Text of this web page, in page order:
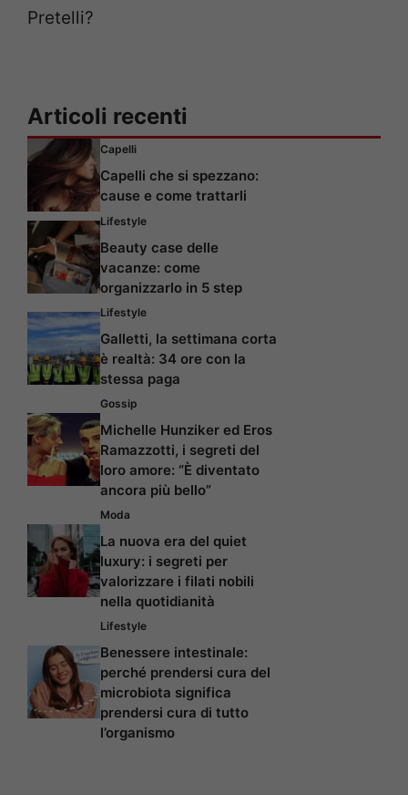
Pretelli?
Articoli recenti
Capelli
Capelli che si spezzano:
cause e come trattarli
Lifestyle
Beauty case delle
vacanze: come
organizzarlo in 5 step
Lifestyle
Galletti, la settimana corta
è realtà: 34 ore con la
stessa paga
Gossip
Michelle Hunziker ed Eros
Ramazzotti, i segreti del
loro amore: “È diventato
ancora più bello”
Moda
La nuova era del quiet
luxury: i segreti per
valorizzare i filati nobili
nella quotidianità
Lifestyle
Benessere intestinale:
perché prendersi cura del
microbiota significa
prendersi cura di tutto
l’organismo